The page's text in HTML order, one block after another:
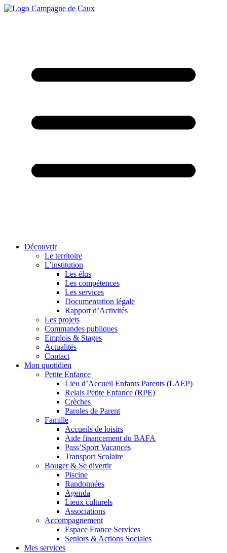
Découvrir
Le territoire
L’institution
Les élus
Les compétences
Les services
Documentation légale
Rapport d’Activités
Les projets
Commandes publiques
Emplois & Stages
Actualités
Contact
Mon quotidien
Petite Enfance
Lieu d’Accueil Enfants Parents (LAEP)
Relais Petite Enfance (RPE)
Crèches
Paroles de Parent
Famille
Accueils de loisirs
Aide financement du BAFA
Pass’Sport Vacances
Transport Scolaire
Bouger & Se divertir
Piscine
Randonnées
Agenda
Lieux culturels
Associations
Accompagnement
Espace France Services
Seniors & Actions Sociales
Mes services